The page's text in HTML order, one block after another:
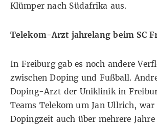
Klümper nach Südafrika aus.
Telekom-Arzt jahrelang beim SC
In Freiburg gab es noch andere
zwischen Doping und Fußball.
Doping-Arzt der Uniklinik in
Teams Telekom um Jan Ullrich, war
Dopingzeit auch über mehrere Jahre